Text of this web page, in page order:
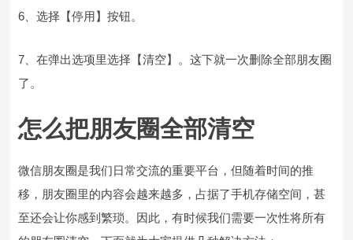
6、选择【停用】按钮。
7、在弹出选项里选择【清空】。这下就一次删除全部朋友圈
了。
怎么把朋友圈全部清空
微信朋友圈是我们日常交流的重要平台，但随着时间的推
移，朋友圈里的内容会越来越多，占据了手机存储空间，甚
至还会让你感到繁琐。因此，有时候我们需要一次性将所有